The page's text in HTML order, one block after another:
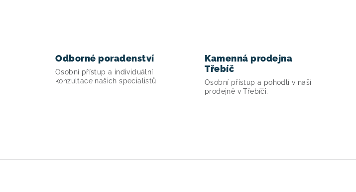
Odborné poradenství
Osobní přístup a individuální
konzultace našich specialistů
Kamenná prodejna
Třebíč
Osobní přístup a pohodlí v naší
prodejně v Třebíči.